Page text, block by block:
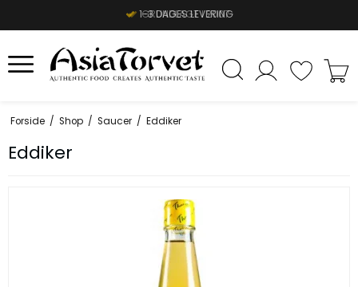
1-3 DAGES LEVERING
Forside / Shop / Saucer / Eddiker
Eddiker